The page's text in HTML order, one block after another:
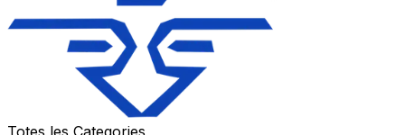
Totes les Categories